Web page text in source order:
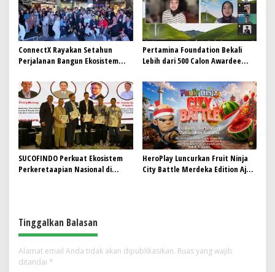
ConnectX Rayakan Setahun
Perjalanan Bangun Ekosistem
Summit 2026
Pertamina Foundation Bekali
Lebih dari 500 Calon Awardee
Tahap Wawancara
SUCOFINDO Perkuat Ekosistem
Perkeretaapian Nasional di
HeroPlay Luncurkan Fruit Ninja
City Battle Merdeka Edition Ajak
Tinggalkan Balasan
Alamat email Anda tidak akan dipublikasikan. Ruas yang wajib
ditandai *